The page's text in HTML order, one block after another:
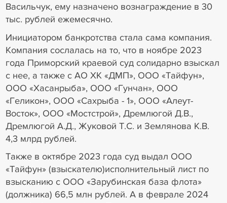
Васильчук, ему назначено вознаграждение в 30
тыс. рублей ежемесячно.
Инициатором банкротства стала сама компания.
Компания сослалась на то, что в ноябре 2023
года Приморский краевой суд солидарно взыскал
с нее, а также с АО ХК «ДМП», ООО «Тайфун»,
ООО «Хасанрыба», ООО «Гунчан», ООО
«Геликон», ООО «Сахрыба - 1», ООО «Алеут-
Восток», ООО «Мостстрой», Дремлюгой Д.В.,
Дремлюгой А.Д., Жуковой Т.С. и Землянова К.В.
4,3 млрд рублей.
Также в октябре 2023 года суд выдал ООО
«Тайфун» (взыскателю)исполнительный лист по
взысканию с ООО «Зарубинская база флота»
(должника) 66,5 млн рублей. А в феврале 2024